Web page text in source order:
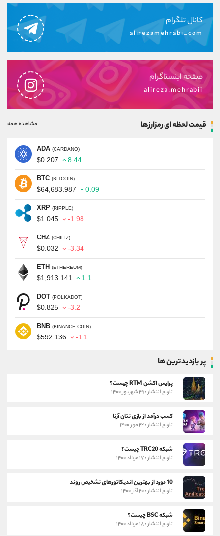
کانال تلگرام
alirezamehrabi_com
صفحه اینستاگرام
alireza.mehrabii
قیمت لحظه ای رمزارزها مشاهده همه
ADA (CARDANO)
$0.207 8.44
BTC (BITCOIN)
$64,683.987 0.09
XRP (RIPPLE)
$1.045 -1.98
CHZ (CHILIZ)
$0.032 -3.34
ETH (ETHEREUM)
$1,913.141 1.1
DOT (POLKADOT)
$0.825 -3.2
BNB (BINANCE COIN)
$592.136 -1.1
پر بازدیدترین ها
پرایس اکشن RTM چیست؟
تاریخ انتشار : ۲۹ شهریور ۱۴۰۰
کسب درآمد از بازی تتان آرنا
تاریخ انتشار : ۲۲ مهر ۱۴۰۰
شبکه TRC20 چیست؟
تاریخ انتشار : ۱۷ مرداد ۱۴۰۰
10 مورد از بهترین اندیکاتورهای تشخیص روند
تاریخ انتشار : ۲۰ آذر ۱۴۰۰
شبکه BSC چیست؟
تاریخ انتشار : ۱۸ مرداد ۱۴۰۰